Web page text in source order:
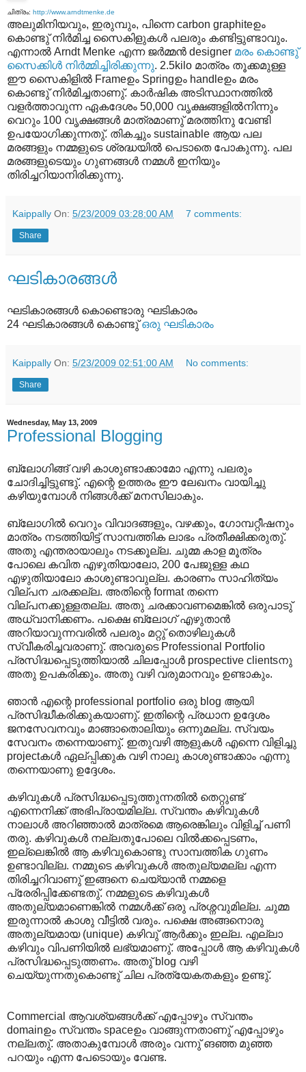
ചിത്രം: http://www.arndtmenke.de
അലുമിനിയവും, ഇരുമ്പും, പിന്നെ carbon graphiteഉം
കൊണ്ടു് നിർമിച്ച സൈകിളുകൾ പലരും കണ്ടിട്ടുണ്ടാവും.
എന്നാൽ Arndt Menke എന്ന ജർമ്മൻ designer മരം കൊണ്ടു്
സൈക്കിൾ നിർമ്മിച്ചിരിക്കുന്നു. 2.5kilo മാത്രം തൂക്കമുള്ള
ഈ സൈകിളിൽ Frameഉം Springഉം handleഉം മരം
കൊണ്ടു് നിർമിച്ചതാണു്. കാർഷിക അടിസ്ഥാനത്തിൽ
വളർത്താവുന്ന ഏകദേശം 50,000 വൃക്ഷങ്ങളിൽനിന്നും
വെറും 100 വൃക്ഷങ്ങൾ മാത്രമാണു് മരത്തിനു വേണ്ടി
ഉപയോഗിക്കുന്നതു്. തികച്ചും sustainable ആയ പല
മരങ്ങളും നമ്മളുടെ ശ്രദ്ധയിൽ പെടാതെ പോകുന്നു. പല
മരങ്ങളുടെയും ഗുണങ്ങൾ നമ്മൾ ഇനിയും
തിരിച്ചറിയാനിരിക്കുന്നു.
Kaippally On: 5/23/2009 03:28:00 AM 7 comments:
Share
ഘടികാരങ്ങൾ
ഘടികാരങ്ങൾ കൊണ്ടൊരു ഘടികാരം
24 ഘടികാരങ്ങൾ കൊണ്ടു്ഒരു ഘടികാരം
Kaippally On: 5/23/2009 02:51:00 AM No comments:
Share
Wednesday, May 13, 2009
Professional Blogging
ബ്ലോഗിങ്ങ് വഴി കാശുണ്ടാക്കാമോ എന്നു പലരും
ചോദിച്ചിട്ടുണ്ടു്. എന്റെ ഉത്തരം ഈ ലേഖനം വായിച്ചു
കഴിയുമ്പോൾ നിങ്ങൾക്ക് മനസിലാകും.
ബ്ലോഗിൽ വെറും വിവാദങ്ങളും, വഴക്കും, ഗോമ്പറ്റീഷനും
മാത്രം നടത്തിയിട്ട് സാമ്പത്തിക ലാഭം പ്രതീക്ഷിക്കരുതു്.
അതു എന്തരായാലും നടക്കൂല്ല. ചുമ്മ കാള മൂത്രം
പോലെ കവിത എഴുതിയാലോ, 200 പേജുള്ള കഥ
എഴുതിയാലോ കാശുണ്ടാവുല്ല. കാരണം സാഹിത്യം
വില്പന ചരക്കല്ല. അതിന്റെ format തന്നെ
വില്പനക്കുള്ളതല്ല. അതു ചരക്കാവണമെങ്കിൽ ഒരുപാടു്
അധ്വാനിക്കണം. പക്ഷെ ബ്ലോഗ് എഴുതാൻ
അറിയാവുന്നവരിൽ പലരും മറ്റു് തൊഴിലുകൾ
സ്വീകരിച്ചവരാണു്. അവരുടെ Professional Portfolio
പ്രസിദ്ധപ്പെടുത്തിയാൽ ചിലപ്പോൾ prospective clientsനു
അതു ഉപകരിക്കും. അതു വഴി വരുമാനവും ഉണ്ടാകും.
ഞാൻ എന്റെ professional portfolio ഒരു blog ആയി
പ്രസിദ്ധീകരിക്കുകയാണു്. ഇതിന്റെ പ്രധാന ഉദ്ദേശം
ജനസേവനവും മാങ്ങാതൊലിയും ഒന്നുമല്ല. സ്വയം
സേവനം തന്നെയാണു്. ഇതുവഴി ആളുകൾ എന്നെ വിളിച്ചു
projectകൾ ഏല്പ്പിക്കുക വഴി നാലു കാശുണ്ടാക്കാം എന്നു
തന്നെയാണു ഉദ്ദേശം.
കഴിവുകൾ പ്രസിദ്ധപ്പെടുത്തുന്നതിൽ തെറ്റുണ്ട്
എന്നെനിക്ക് അഭിപ്രായമില്ല. സ്വന്തം കഴിവുകൾ
നാലാൾ അറിഞ്ഞാൽ മാത്രമെ ആരെങ്കിലും വിളിച്ച് പണി
തരു. കഴിവുകൾ നല്ലതുപോലെ വിൽക്കപ്പെടണം,
ഇല്ലെങ്കിൽ ആ കഴിവുകൊണ്ടു സാമ്പത്തിക ഗുണം
ഉണ്ടാവില്ല. നമ്മുടെ കഴിവുകൾ അതുല്യമല്ല എന്ന
തിരിച്ചറിവാണു് ഇങ്ങനെ ചെയ്യാൻ നമ്മളെ
പ്രേരിപ്പിക്കേണ്ടതു്. നമ്മളുടെ കഴിവുകൾ
അതുല്യമാണെങ്കിൽ നമ്മൾക്ക് ഒരു പ്രശ്നവുമില്ല. ചുമ്മ
ഇരുന്നാൽ കാശു വീട്ടിൽ വരും. പക്ഷെ അങ്ങനൊരു
അതുല്യമായ (unique) കഴിവു് ആർക്കും ഇല്ല. എല്ലാ
കഴിവും വിപണിയിൽ ലഭ്യമാണു്. അപ്പോൾ ആ കഴിവുകൾ
പ്രസിദ്ധപ്പെടുത്തണം. അതു് blog വഴി
ചെയ്യുന്നതുകൊണ്ടു് ചില പ്രത്യേകതകളും ഉണ്ടു്.
Commercial ആവശ്യങ്ങൾക്ക് എപ്പോഴും സ്വന്തം
domainഉം സ്വന്തം spaceഉം വാങ്ങുന്നതാണു് എപ്പോഴും
നല്ലതു്. അതാകുമ്പോൾ അരും വന്നു് ങഞ്ഞ മുഞ്ഞ
പറയും എന്ന പേടൊയും വേണ്ട.